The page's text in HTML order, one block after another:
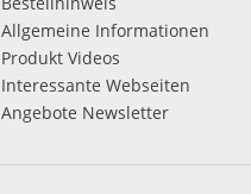
Allgemeine Informationen
Produkt Videos
Interessante Webseiten
Angebote Newsletter